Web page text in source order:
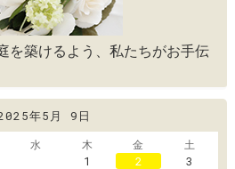
を築けるよう、私たちがお手伝
年5月 9日
水 木 金
土
1
2
3